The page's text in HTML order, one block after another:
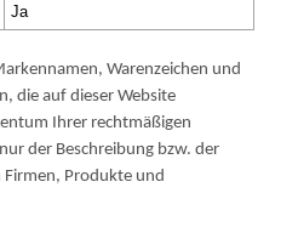
Ja
Warenzeichen und
die auf dieser Website
Ihrer rechtmäßigen
der Beschreibung bzw. der
Produkte und